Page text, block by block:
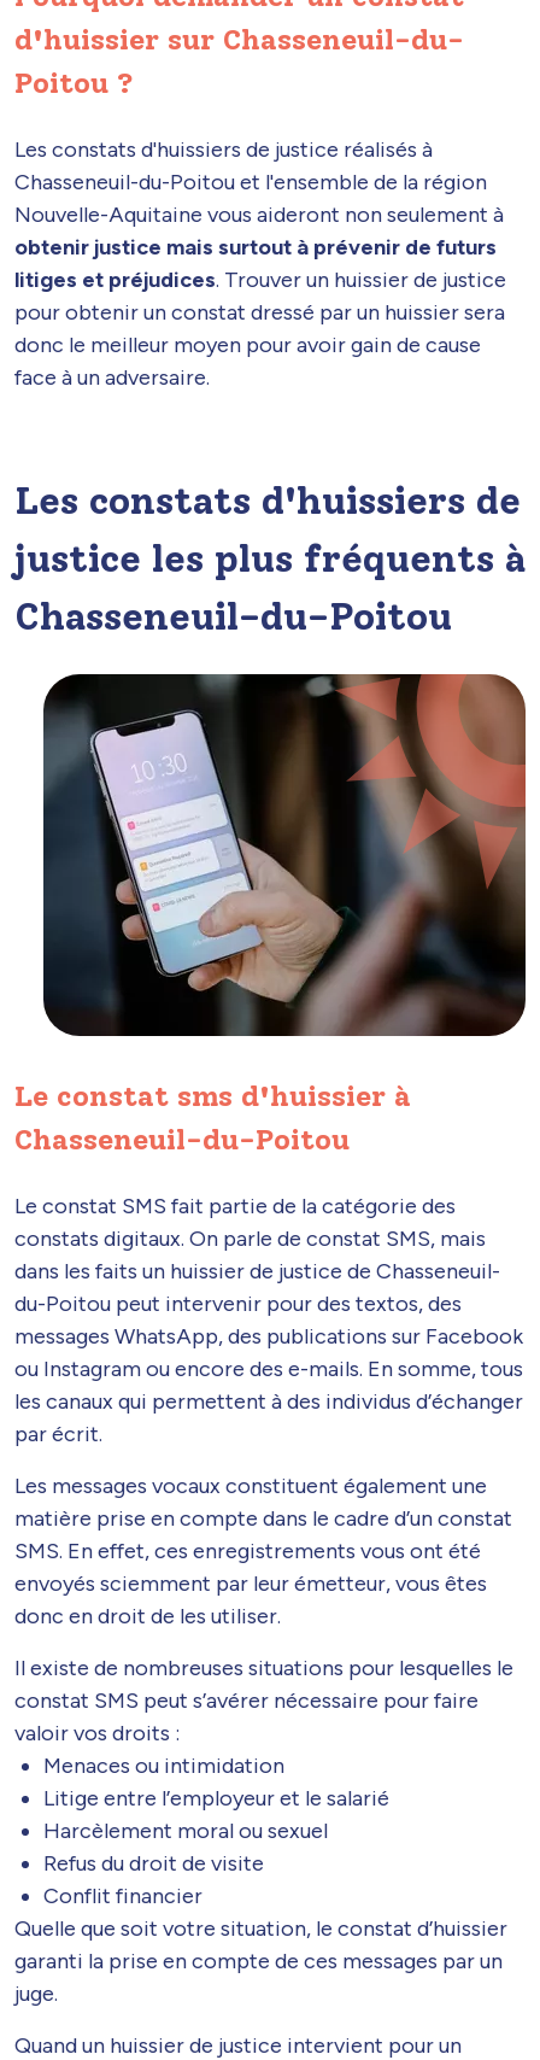
d'huissier sur Chasseneuil-du-
Poitou ?
Les constats d'huissiers de justice réalisés à
Chasseneuil-du-Poitou et l'ensemble de la région
Nouvelle-Aquitaine vous aideront non seulement à
obtenir justice mais surtout à prévenir de futurs
litiges et préjudices. Trouver un huissier de justice
pour obtenir un constat dressé par un huissier sera
donc le meilleur moyen pour avoir gain de cause
face à un adversaire.
Les constats d'huissiers de
justice les plus fréquents à
Chasseneuil-du-Poitou
Le constat sms d'huissier à
Chasseneuil-du-Poitou
Le constat SMS fait partie de la catégorie des
constats digitaux. On parle de constat SMS, mais
dans les faits un huissier de justice de Chasseneuil-
du-Poitou peut intervenir pour des textos, des
messages WhatsApp, des publications sur Facebook
ou Instagram ou encore des e-mails. En somme, tous
les canaux qui permettent à des individus d’échanger
par écrit.
Les messages vocaux constituent également une
matière prise en compte dans le cadre d’un constat
SMS. En effet, ces enregistrements vous ont été
envoyés sciemment par leur émetteur, vous êtes
donc en droit de les utiliser.
Il existe de nombreuses situations pour lesquelles le
constat SMS peut s’avérer nécessaire pour faire
valoir vos droits :
Menaces ou intimidation
Litige entre l’employeur et le salarié
Harcèlement moral ou sexuel
Refus du droit de visite
Conflit financier
Quelle que soit votre situation, le constat d’huissier
garanti la prise en compte de ces messages par un
juge.
Quand un huissier de justice intervient pour un